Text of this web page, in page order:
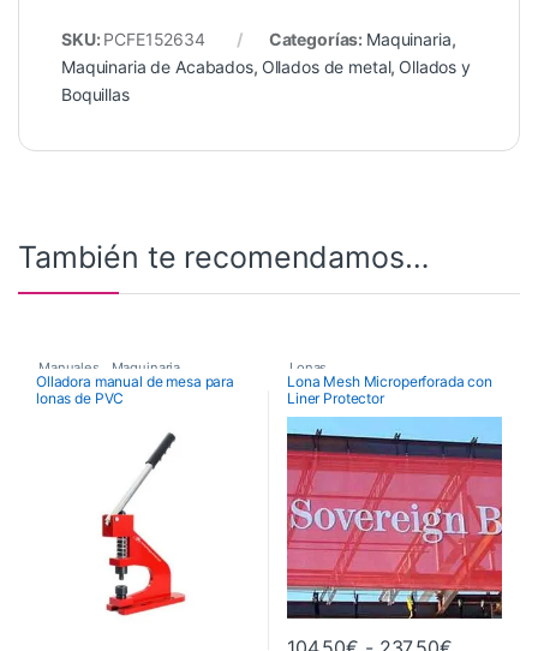
SKU: PCFE152634 Categorías: Maquinaria,
Maquinaria de Acabados, Ollados de metal, Ollados y
Boquillas
También te recomendamos…
Manuales Maquinaria
Maquinaria de Acabados
Olladora manual de mesa para
lonas de PVC
Lonas
Lona Mesh Microperforada con
Liner Protector
Rango